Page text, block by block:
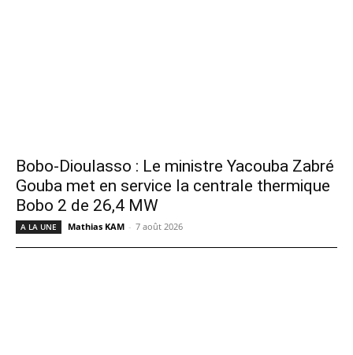
Bobo-Dioulasso : Le ministre Yacouba Zabré
Gouba met en service la centrale thermique
Bobo 2 de 26,4 MW
A LA UNE Mathias KAM - 7 août 2026